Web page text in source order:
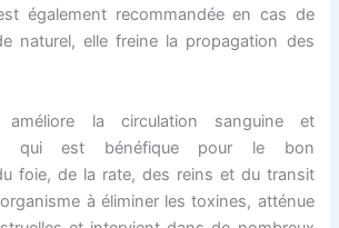
également recommandée en cas de
naturel, elle freine la propagation des
la circulation sanguine et
qui est bénéfique pour le bon
foie, de la rate, des reins et du transit
à éliminer les toxines, atténue